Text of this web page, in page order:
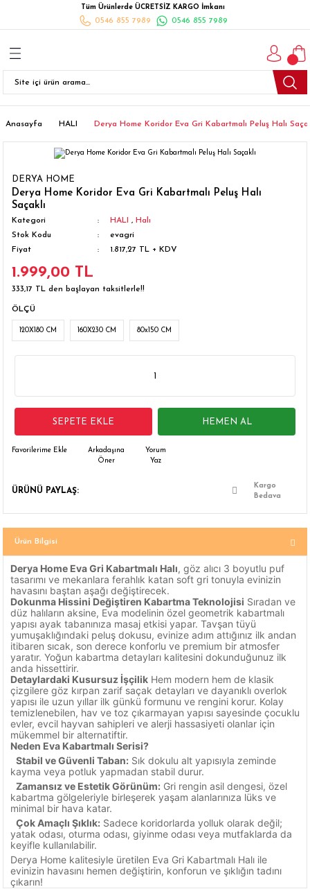
Tüm Ürünlerde ÜCRETSİZ KARGO İmkanı
0546 855 7989 0546 855 7989
Geri Dön
Ankastre Setler
Bulaşık Makinesi
Buzdolabı
Fırın
Asacakları
Geri Dön
Takımları
Takımları
Geri Dön
Takımları
Geri Dön
Geri Dön
Geri Dön
Geri Dön
Anasayfa HALI Derya Home Koridor Eva Gri Kabartmalı Peluş Halı
DERYA HOME
Derya Home Koridor Eva Gri Kabartmalı Peluş Halı
Saçaklı
Kategori HALI , Halı
Stok Kodu
evagri
Fiyat
1.817,27 TL + KDV
1.999,00 TL
333,17 TL den başlayan taksitlerle!!
ÖLÇÜ
120X180 CM 160X230 CM 80x150 CM
SEPETE EKLE HEMEN AL
Arkadaşına
Öner
Yorum
Yaz
ÜRÜNÜ PAYLAŞ:
Kargo
Bedava
Ürün Bilgisi
Derya Home Eva Gri Kabartmalı Halı, göz alıcı 3 boyutlu puf
tasarımı ve mekanlara ferahlık katan soft gri tonuyla evinizin
havasını baştan aşağı değiştirecek.
Dokunma Hissini Değiştiren Kabartma Teknolojisi Sıradan ve
düz halıların aksine, Eva modelinin özel geometrik kabartmalı
yapısı ayak tabanınıza masaj etkisi yapar. Tavşan tüyü
yumuşaklığındaki peluş dokusu, evinize adım attığınız ilk andan
itibaren sıcak, son derece konforlu ve premium bir atmosfer
yaratır. Yoğun kabartma detayları kalitesini dokunduğunuz ilk
anda hissettirir.
Detaylardaki Kusursuz İşçilik Hem modern hem de klasik
çizgilere göz kırpan zarif saçak detayları ve dayanıklı overlok
yapısı ile uzun yıllar ilk günkü formunu ve rengini korur. Kolay
temizlenebilen, hav ve toz çıkarmayan yapısı sayesinde çocuklu
evler, evcil hayvan sahipleri ve alerji hassasiyeti olanlar için
mükemmel bir alternatiftir.
Neden Eva Kabartmalı Serisi?
Stabil ve Güvenli Taban: Sık dokulu alt yapısıyla zeminde
kayma veya potluk yapmadan stabil durur.
Zamansız ve Estetik Görünüm: Gri rengin asil dengesi, özel
kabartma gölgeleriyle birleşerek yaşam alanlarınıza lüks ve
minimal bir hava katar.
Çok Amaçlı Şıklık: Sadece koridorlarda yolluk olarak değil;
yatak odası, oturma odası, giyinme odası veya mutfaklarda da
keyifle kullanılabilir.
Derya Home kalitesiyle üretilen Eva Gri Kabartmalı Halı ile
evinizin havasını hemen değiştirin, konforun ve şıklığın tadını
çıkarın!